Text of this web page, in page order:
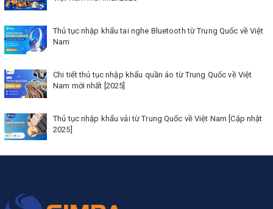
Thủ tục nhập khẩu tai nghe Bluetooth từ Trung Quốc về Việt
Nam
Chi tiết thủ tục nhập khẩu quần áo từ Trung Quốc về Việt
Nam mới nhất [2025]
Thủ tục nhập khẩu vải từ Trung Quốc về Việt Nam [Cập nhật
2025]